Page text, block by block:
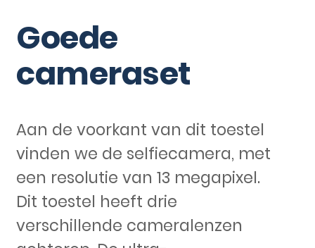
Goede
cameraset
Aan de voorkant van dit toestel
vinden we de selfiecamera, met
een resolutie van 13 megapixel.
Dit toestel heeft drie
verschillende cameralenzen